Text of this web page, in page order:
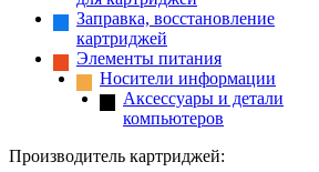
Заправка, восстановление
картриджей
Элементы питания
Носители информации
Аксессуары и детали
компьютеров
Производитель картриджей: